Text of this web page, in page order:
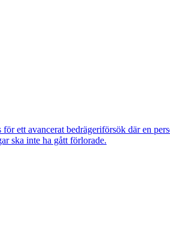
ett avancerat bedrägeriförsök där en
ska inte ha gått förlorade.